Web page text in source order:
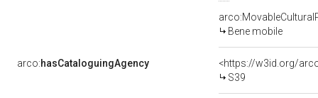
Bene mobile
arco:hasCataloguingAgency
<https://w3id.org/
S39